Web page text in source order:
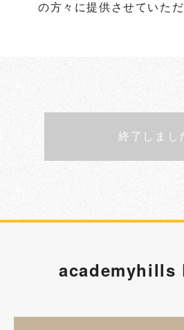
の方々に提供させていただ
終了しまし
academyhills